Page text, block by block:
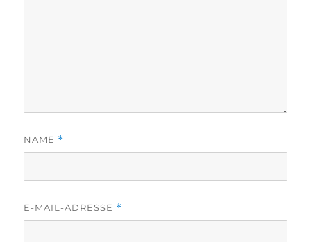
NAME *
E-MAIL-ADRESSE *